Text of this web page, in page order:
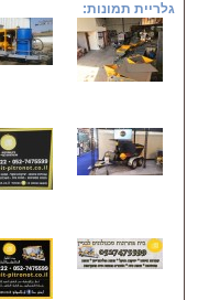
גלריית תמונות: